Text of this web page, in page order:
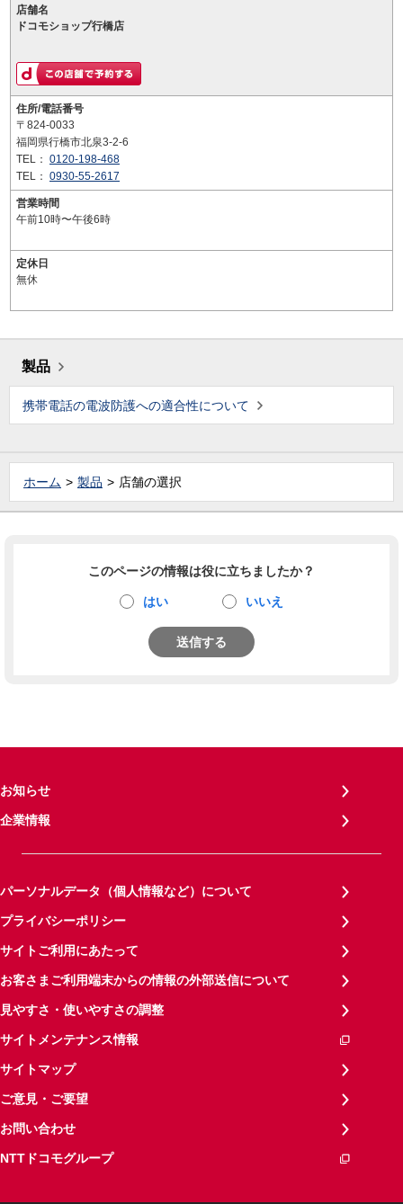
店舗名
ドコモショップ行橋店
住所/電話番号
〒824-0033
福岡県行橋市北泉3-2-6
TEL： 0120-198-468
TEL： 0930-55-2617
営業時間
午前10時〜午後6時
定休日
無休
製品
携帯電話の電波防護への適合性について
ホーム 製品 店舗の選択
このページの情報は役に立ちましたか？
はい いいえ
送信する
お知らせ
企業情報
パーソナルデータ（個人情報など）について
プライバシーポリシー
サイトご利用にあたって
お客さまご利用端末からの情報の外部送信について
見やすさ・使いやすさの調整
サイトメンテナンス情報
サイトマップ
ご意見・ご要望
お問い合わせ
NTTドコモグループ